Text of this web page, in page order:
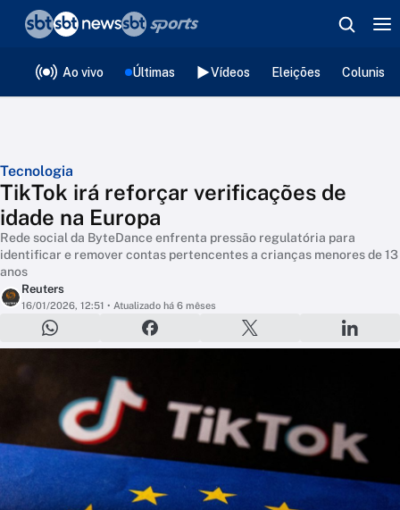
Ao vivo Últimas Vídeos Eleições
Tecnologia
TikTok irá reforçar verificações de
idade na Europa
Rede social da ByteDance enfrenta pressão regulatória para
identificar e remover contas pertencentes a crianças menores de 13
anos
Reuters
16/01/2026, 12:51 • Atualizado há 6 mêses
❮voltar
Editorias